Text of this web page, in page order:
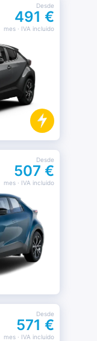
Desde
491 €
mes· IVA incluido
Desde
507 €
mes· IVA incluido
Desde
571 €
mes· IVA incluido